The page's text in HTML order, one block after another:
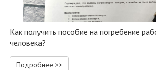
Как получить пособие на погребение
человека?
Подробнее >>